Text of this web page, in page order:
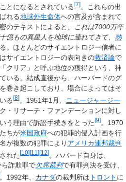
とになるとされている[7]。これらの出
れる地球外生命体への言及が含まれて
のテキストによると、
これは7000万年
億もの異星人を地球に連れてきて、 熱
。ほとんどのサイエントロジー信者に
サイエントロジーの表向きの救済論で
クリア」と呼ぶ地位の獲得という、神
いる。結成直後から、ハーバードのグ
巻き起こしており、場合によってはそ
る [8] 。1951年1月、 ニュージャージー
・リサーチ・ファンデーションに対し
う理由で訴訟手続きをとった [9] 。1970
ちが米国政府への犯罪的侵入計画を行
が複数の犯罪により アメリカ連邦裁判
れた[10][11 ][12]。ハバード自身は、
詐欺罪で欠席裁判で有罪判決を受け、
。1992年、 カナダの裁判所は トロント に